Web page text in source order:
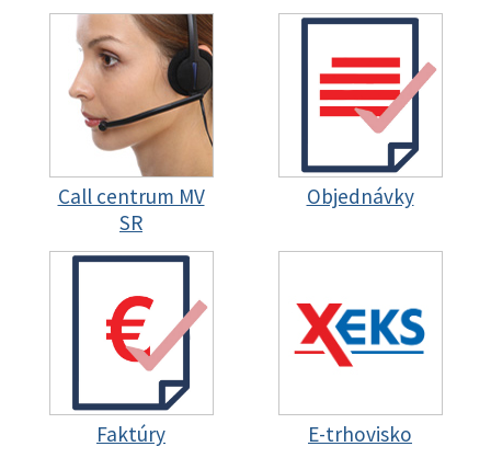
Call centrum MV
SR
Objednávky
Faktúry E-trhovisko